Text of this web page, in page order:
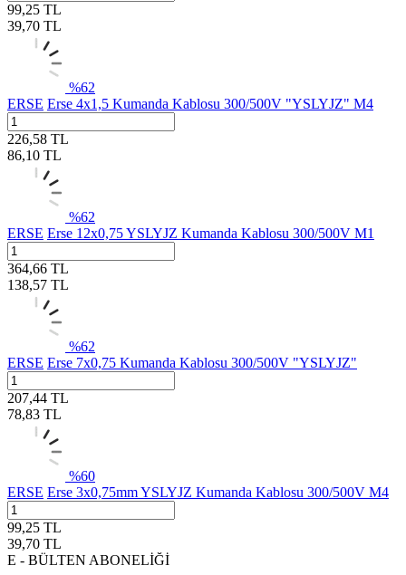
99,25 TL
39,70 TL
%62
ERSE Erse 4x1,5 Kumanda Kablosu 300/500V "YSLYJZ" M4
226,58 TL
86,10 TL
%62
ERSE Erse 12x0,75 YSLYJZ Kumanda Kablosu 300/500V M1
364,66 TL
138,57 TL
%62
ERSE Erse 7x0,75 Kumanda Kablosu 300/500V "YSLYJZ"
207,44 TL
78,83 TL
%60
ERSE Erse 3x0,75mm YSLYJZ Kumanda Kablosu 300/500V M4
99,25 TL
39,70 TL
E - BÜLTEN ABONELİĞİ